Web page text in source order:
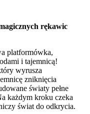
rękawic
platformówka,
i tajemnicą!
wyrusza
zniknięcia
światy pełne
każdym kroku czeka
świat do odkrycia.